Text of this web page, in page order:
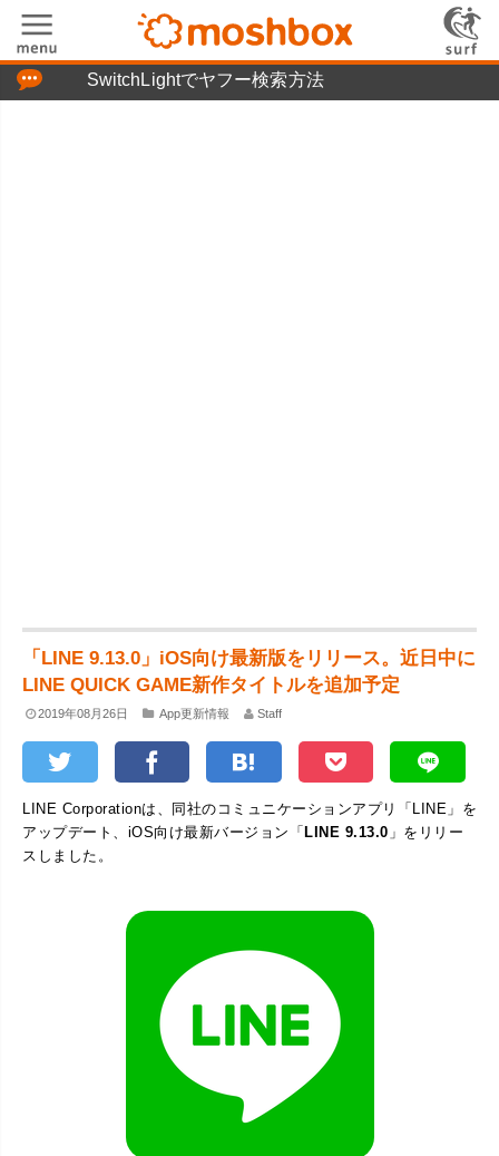
SwitchLightでヤフー検索方法
「LINE 9.13.0」iOS向け最新版をリリース。近日中に
LINE QUICK GAME新作タイトルを追加予定
2019年08月26日 App更新情報 Staff
LINE Corporationは、同社のコミュニケーションアプリ「LINE」を
アップデート、iOS向け最新バージョン「LINE 9.13.0 」をリリー
スしました。
「つぶやき」の使い方